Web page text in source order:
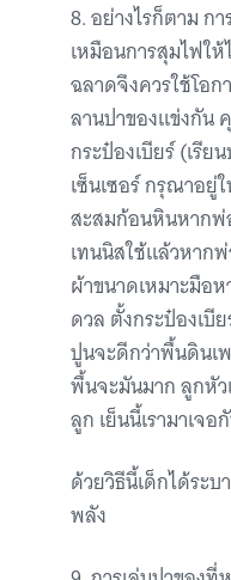
8. อย่างไรก็ตาม ก
เหมือนการสุมไฟใ
ฉลาดจึงควรใช้โอ
ลานปาของแข่งกัน
กระป๋องเบียร์ (เรี
เซ็นเซอร์ กรุณาอยู่
สะสมก้อนหินหาก
เทนนิสใช้แล้วหาก
ผ้าขนาดเหมาะมือ
ดวล ตั้งกระป๋องเบี
ปูนจะดีกว่าพื้นดินเ
พื้นจะมันมาก ลูกหัว
ลูก เย็นนี้เรามาเจอ
ด้วยวิธีนี้เด็กได้ระ
พลัง